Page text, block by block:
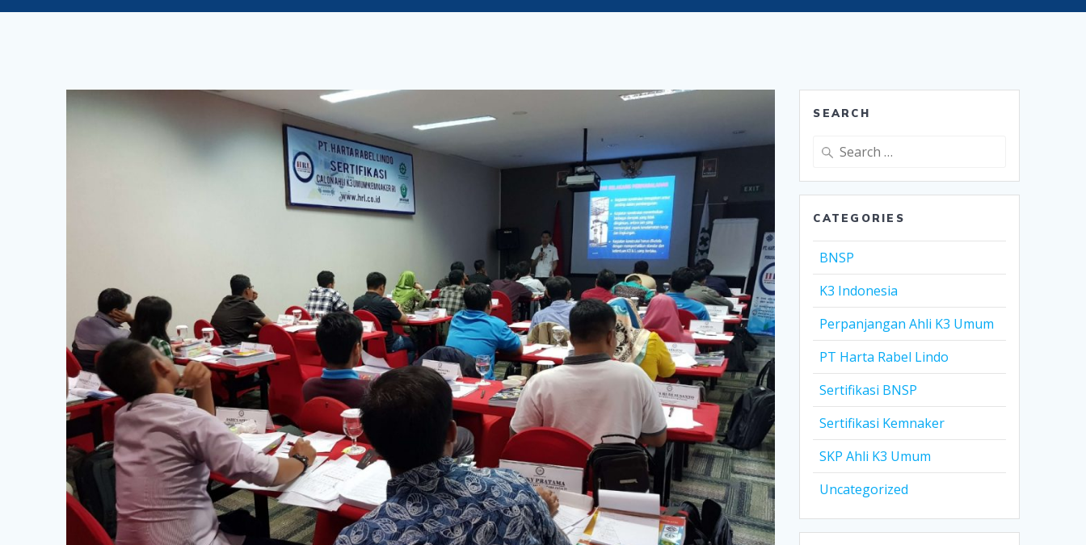
SEARCH
Search
CATEGORIES
BNSP
K3 Indonesia
Perpanjangan Ahli K3 Umum
PT Harta Rabel Lindo
Sertifikasi BNSP
Sertifikasi Kemnaker
SKP Ahli K3 Umum
Uncategorized